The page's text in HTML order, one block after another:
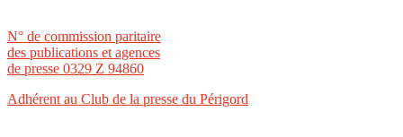
N° de commission paritaire
des publications et agences
de presse 0329 Z 94860
Adhérent au Club de la presse du Périgord